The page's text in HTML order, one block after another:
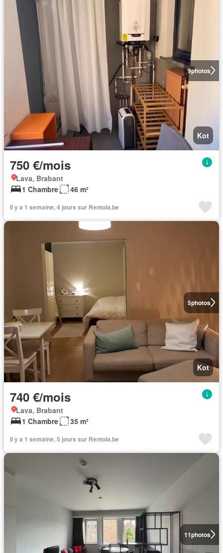
9photos
Kot
750 €/mois
Lava, Brabant
1 Chambre
46 m²
Il y a 1 semaine, 4 jours sur Rentola.be
5photos
Kot
740 €/mois
Lava, Brabant
1 Chambre
35 m²
Il y a 1 semaine, 5 jours sur Rentola.be
11photos